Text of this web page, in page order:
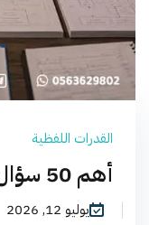
القدرات اللفظية
أهم 50 سؤال في القدرات اللفظية
يوليو 12, 2026